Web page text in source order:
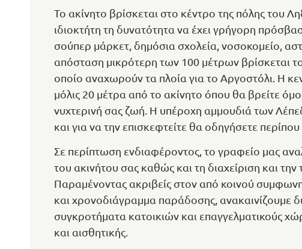
Το ακίνητο βρίσκεται στο κέντρο της πόλης του
ιδιοκτήτη τη δυνατότητα να έχει γρήγορη
σούπερ μάρκετ, δημόσια σχολεία, νοσοκομείο,
απόσταση μικρότερη των 100 μέτρων βρίσκεται
οποίο αναχωρούν τα πλοία για το Αργοστόλι. Η
μόλις 20 μέτρα από το ακίνητο όπου θα βρείτε
νυχτερινή σας ζωή. Η υπέροχη αμμουδιά των
και για να την επισκεφτείτε θα οδηγήσετε περίπου
Σε περίπτωση ενδιαφέροντος, το γραφείο μας
του ακινήτου σας καθώς και τη διαχείριση και
Παραμένοντας ακριβείς στον από κοινού
και χρονοδιάγραμμα παράδοσης, ανακαινίζουμε
συγκροτήματα κατοικιών και επαγγελματικούς
και αισθητικής.